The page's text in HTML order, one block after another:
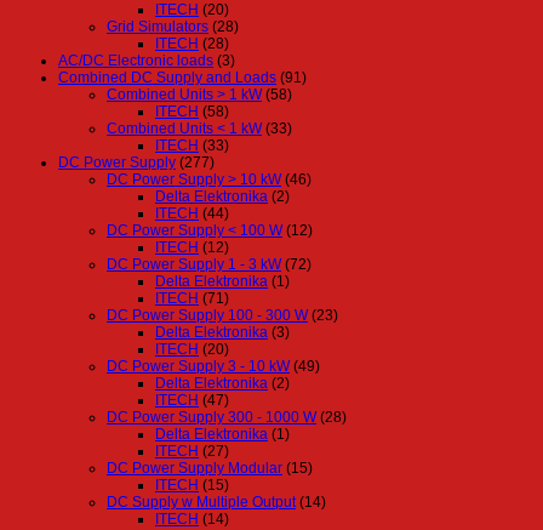
ITECH (20)
Grid Simulators (28)
ITECH (28)
AC/DC Electronic loads (3)
Combined DC Supply and Loads (91)
Combined Units > 1 kW (58)
ITECH (58)
Combined Units < 1 kW (33)
ITECH (33)
DC Power Supply (277)
DC Power Supply > 10 kW (46)
Delta Elektronika (2)
ITECH (44)
DC Power Supply < 100 W (12)
ITECH (12)
DC Power Supply 1 - 3 kW (72)
Delta Elektronika (1)
ITECH (71)
DC Power Supply 100 - 300 W (23)
Delta Elektronika (3)
ITECH (20)
DC Power Supply 3 - 10 kW (49)
Delta Elektronika (2)
ITECH (47)
DC Power Supply 300 - 1000 W (28)
Delta Elektronika (1)
ITECH (27)
DC Power Supply Modular (15)
ITECH (15)
DC Supply w Multiple Output (14)
ITECH (14)